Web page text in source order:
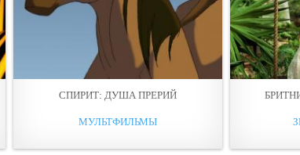
СПИРИТ: ДУША ПРЕРИЙ
МУЛЬТФИЛЬМЫ